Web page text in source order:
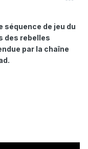
séquence de jeu du
des rebelles
par la chaîne